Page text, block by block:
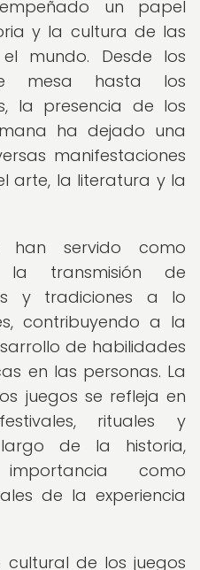
un papel
y la cultura de las
mundo. Desde los
mesa hasta los
la presencia de los
ha dejado una
manifestaciones
arte, la literatura y la
han servido como
la transmisión de
y tradiciones a lo
contribuyendo a la
de habilidades
en las personas. La
juegos se refleja en
rituales y
de la historia,
como
de la experiencia
de los juegos